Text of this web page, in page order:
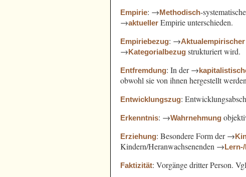
Empirie: →Methodisch-
→aktueller Empirie unterschieden.
Empiriebezug: →Aktualempirischer
→Kategorialbezug strukturiert wird.
Entfremdung: In der →
obwohl sie von ihnen hergestellt
Entwicklungszug:
Erkenntnis: →Wahrnehmung
Erziehung: Besondere Form der →
Kindern/Heranwachsenenden →
Faktizität: Vorgänge dritter Person.